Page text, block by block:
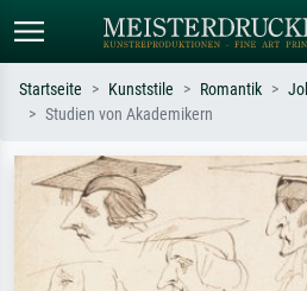
Suchen Sie nach Künstlern, Werktiteln
oder Stilen – z.B. Monet,
Sternennacht, Impressionismus, Welle
Hokusai, Akt.
Startseite Kunststile Romantik
Studien von Akademikern